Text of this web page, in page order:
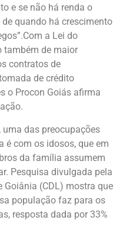
e se não há renda o
quando há crescimento
a Lei do
também de maior
contratos de
de crédito
o Procon Goiás afirma
das preocupações
é com os idosos, que em
da família assumem
Pesquisa divulgada pela
Goiânia (CDL) mostra que
população faz para os
resposta dada por 33%